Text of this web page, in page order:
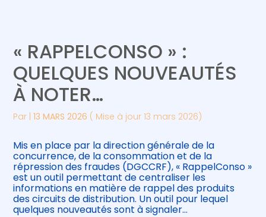
Gérer votre quotidien
Piloter votre entreprise
Développer votre entreprise
Construire votre patrimoine
Être prêt pour la facturation
électronique
Suivre votre comptabilité
Gérer vos ressources humaines
« RAPPELCONSO » :
QUELQUES NOUVEAUTÉS
À NOTER…
Par |13 MARS 2026 ( Mise à jour 13 mars 2026)
Mis en place par la direction générale de la
concurrence, de la consommation et de la
répression des fraudes (DGCCRF), « RappelConso »
est un outil permettant de centraliser les
informations en matière de rappel des produits
des circuits de distribution. Un outil pour lequel
quelques nouveautés sont à signaler…